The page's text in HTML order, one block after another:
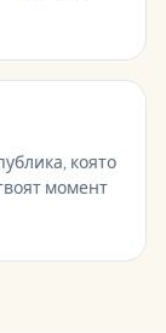
която
момент